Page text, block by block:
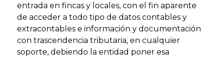
entrada en fincas y locales, con el fin aparente
de acceder a todo tipo de datos contables y
extracontables e información y documentación
con trascendencia tributaria, en cualquier
soporte, debiendo la entidad poner esa